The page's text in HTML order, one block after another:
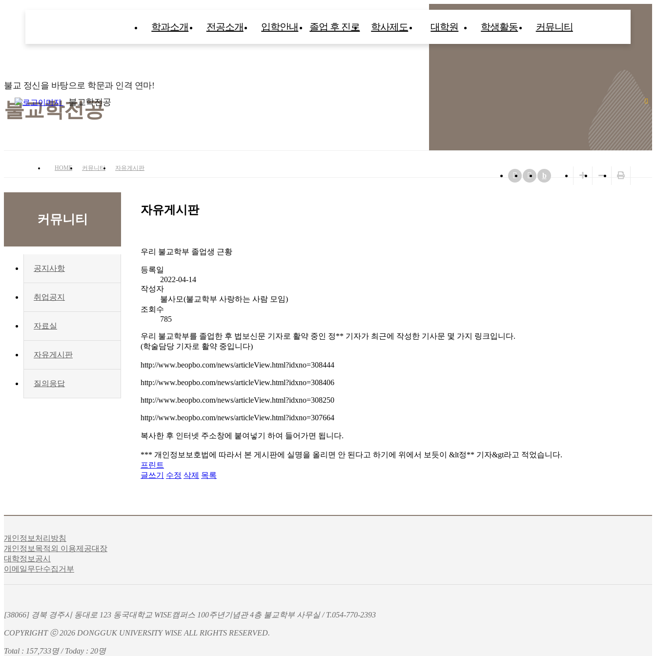
불교학전공
학과소개 전공소개 입학안내 졸업 후 진로 학사제도 대학원 학생활동 커뮤니티
불교 정신을 바탕으로 학문과 인격 연마!
불교학전공
HOME 커뮤니티 자유게시판
b
커뮤니티
공지사항
취업공지
자료실
자유게시판
질의응답
자유게시판
우리 불교학부 졸업생 근황
등록일
2022-04-14
작성자
불사모(불교학부 사랑하는 사람 모임)
조회수
785
우리 불교학부를 졸업한 후 법보신문 기자로 활약 중인 정** 기자가 최근에 작성한 기사문 몇 가지 링크입니다.
(학술담당 기자로 활약 중입니다)
http://www.beopbo.com/news/articleView.html?idxno=308444
http://www.beopbo.com/news/articleView.html?idxno=308406
http://www.beopbo.com/news/articleView.html?idxno=308250
http://www.beopbo.com/news/articleView.html?idxno=307664
복사한 후 인터넷 주소창에 붙여넣기 하여 들어가면 됩니다.
*** 개인정보보호법에 따라서 본 게시판에 실명을 올리면 안 된다고 하기에 위에서 보듯이 &lt정** 기자&gt라고 적었습니다.
프린트
글쓰기
수정 삭제 목록
개인정보처리방침
개인정보목적외 이용제공대장
대학정보공시
이메일무단수집거부
[38066] 경북 경주시 동대로 123 동국대학교 WISE캠퍼스 100주년기념관 4층 불교학부 사무실 / T.054-770-2393
COPYRIGHT ⓒ 2026 DONGGUK UNIVERSITY WISE ALL RIGHTS RESERVED.
Total : 157,733명 / Today : 20명